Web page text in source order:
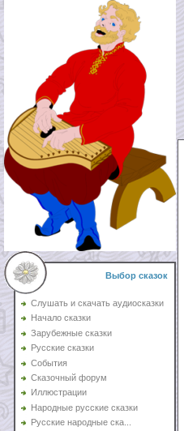
Выбор сказок
Слушать и скачать аудиосказки
Начало сказки
Зарубежные сказки
Русские сказки
События
Сказочный форум
Иллюстрации
Народные русские сказки
Русские народные ска...